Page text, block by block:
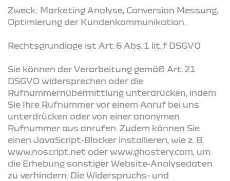
Zweck: Marketing Analyse, Conversion Messung,
Optimierung der Kundenkommunikation.
Rechtsgrundlage ist Art. 6 Abs. 1 lit. f DSGVO
Sie können der Verarbeitung gemäß Art. 21
DSGVO widersprechen oder die
Rufnummernübermittlung unterdrücken, indem
Sie Ihre Rufnummer vor einem Anruf bei uns
unterdrücken oder von einer anonymen
Rufnummer aus anrufen. Zudem können Sie
einen JavaScript-Blocker installieren, wie z. B.
www.noscript.net oder www.ghostery.com, um
die Erhebung sonstiger Website-Analysedaten
zu verhindern. Die Widerspruchs- und